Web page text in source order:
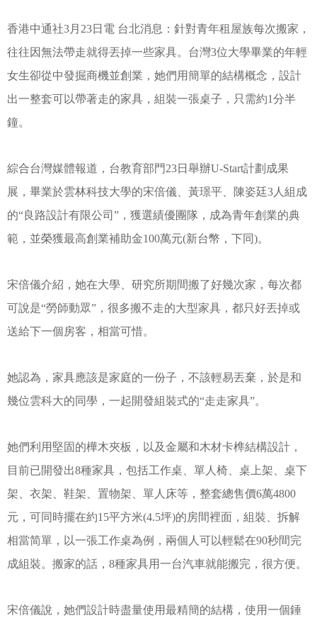
香港中通社3月23日電 台北消息：針對青年租屋族每次搬家，
往往因無法帶走就得丟掉一些家具。台灣3位大學畢業的年輕
女生卻從中發掘商機並創業，她們用簡單的結構概念，設計
出一整套可以帶著走的家具，組裝一張桌子，只需約1分半
鐘。
綜合台灣媒體報道，台教育部門23日舉辦U-Start計劃成果
展，畢業於雲林科技大學的宋倍儀、黃璟平、陳姿廷3人組成
的“良路設計有限公司”，獲選績優團隊，成為青年創業的典
範，並榮獲最高創業補助金100萬元(新台幣，下同)。
宋倍儀介紹，她在大學、研究所期間搬了好幾次家，每次都
可說是“勞師動眾”，很多搬不走的大型家具，都只好丟掉或
送給下一個房客，相當可惜。
她認為，家具應該是家庭的一份子，不該輕易丟棄，於是和
幾位雲科大的同學，一起開發組裝式的“走走家具”。
她們利用堅固的樺木夾板，以及金屬和木材卡榫結構設計，
目前已開發出8種家具，包括工作桌、單人椅、桌上架、桌下
架、衣架、鞋架、置物架、單人床等，整套總售價6萬4800
元，可同時擺在約15平方米(4.5坪)的房間裡面，組裝、拆解
相當简單，以一張工作桌為例，兩個人可以輕鬆在90秒間完
成組裝。搬家的話，8種家具用一台汽車就能搬完，很方便。
宋倍儀說，她們設計時盡量使用最精簡的結構，使用一個錘